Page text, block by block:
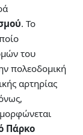
. Το
του
πολεοδομική
αρτηρίας
Πάρκο